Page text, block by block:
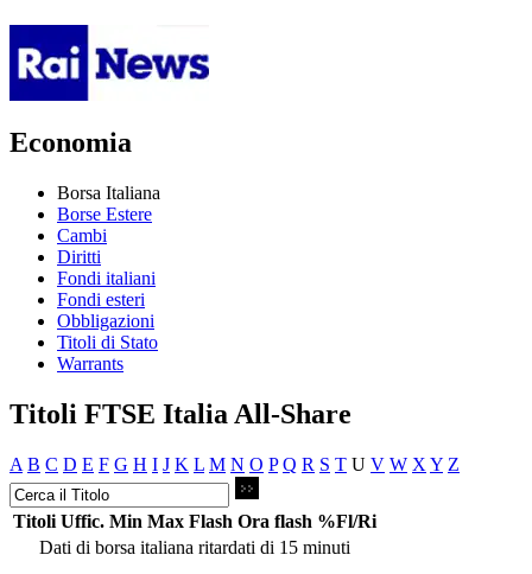
Economia
Borsa Italiana
Borse Estere
Cambi
Diritti
Fondi italiani
Fondi esteri
Obbligazioni
Titoli di Stato
Warrants
Titoli FTSE Italia All-Share
A B C D E F G H I J K L M N O P Q R S T U V W X Y Z
Titoli Uffic. Min Max Flash Ora flash %Fl/Ri
Dati di borsa italiana ritardati di 15 minuti